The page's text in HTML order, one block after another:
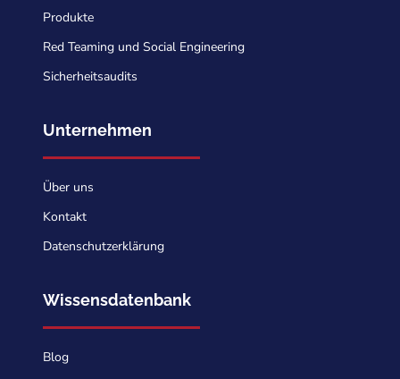
Produkte
Red Teaming und Social Engineering
Sicherheitsaudits
Unternehmen
Über uns
Kontakt
Datenschutzerklärung
Wissensdatenbank
Blog